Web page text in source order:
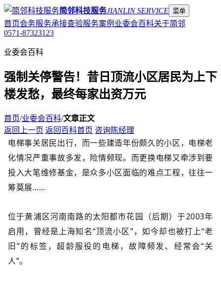
简邻科技服务JIANLIN SERVICE 菜单
首页会务服务承接查验服务案例 业委会百科关于简邻
0571-87323123
业委会百科
强制关停警告！昔日顶流小区居民为上下
楼发愁，最终每家出资万元
首页/业委会百科/文章正文
返回上一页 返回百科首页 咨询陈经理
电梯事关居民出行，而一些建造年份颇久的小区，电梯老
化情况严重事故多发，险情频现。而更换电梯又牵涉到要
投入大笔维修基金，是众多小区面临的难点工程，往往一
筹莫展……
位于黄浦区河南南路的太阳都市花园（后期）于2003年
启用，曾经是上海知名“顶流小区”，如今却也被打上“老
旧”的标签，超龄服役的电梯，故障频发、经常会“关
人”。